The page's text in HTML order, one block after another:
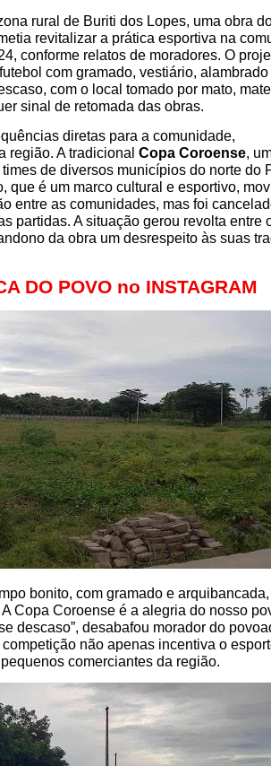
rural de Buriti dos Lopes, uma obra
revitalizar a prática esportiva na
conforme relatos de moradores. O
com gramado, vestiário, alambrado
com o local tomado por mato,
sinal de retomada das obras.
diretas para a comunidade,
região. A tradicional Copa Coroense,
de diversos municípios do norte do
que é um marco cultural e esportivo,
entre as comunidades, mas foi
partidas. A situação gerou revolta entre
da obra um desrespeito às suas
DO POVO no INSTAGRAM
bonito, com gramado e
Copa Coroense é a alegria do nosso
descaso”, desabafou morador do
não apenas incentiva o
comerciantes da região.